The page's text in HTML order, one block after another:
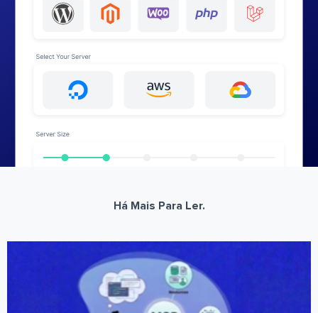
Há Mais Para Ler.